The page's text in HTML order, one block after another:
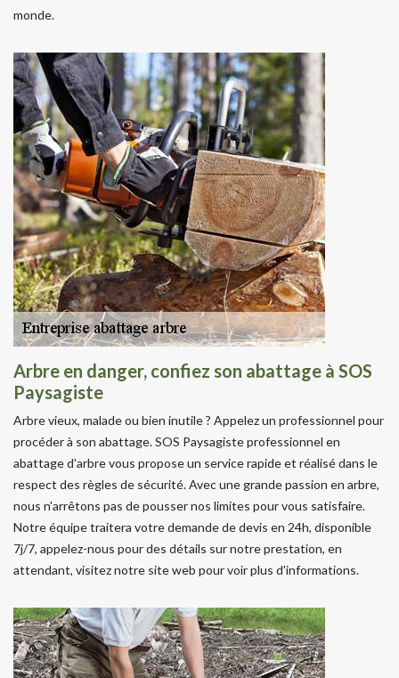
monde.
Arbre en danger, confiez son abattage à SOS
Paysagiste
Arbre vieux, malade ou bien inutile ? Appelez un professionnel pour
procéder à son abattage. SOS Paysagiste professionnel en
abattage d'arbre vous propose un service rapide et réalisé dans le
respect des règles de sécurité. Avec une grande passion en arbre,
nous n'arrêtons pas de pousser nos limites pour vous satisfaire.
Notre équipe traitera votre demande de devis en 24h, disponible
7j/7, appelez-nous pour des détails sur notre prestation, en
attendant, visitez notre site web pour voir plus d'informations.